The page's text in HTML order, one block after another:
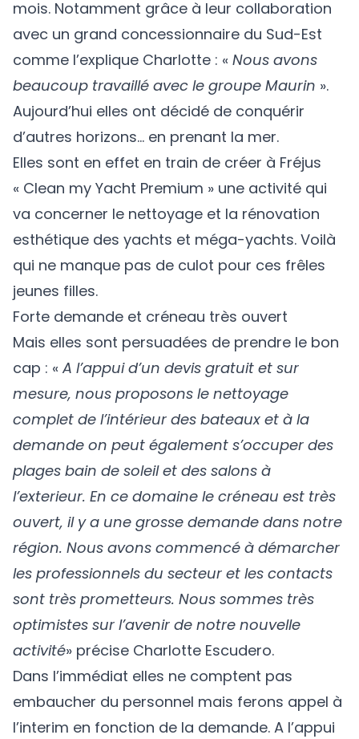
mois. Notamment grâce à leur collaboration
avec un grand concessionnaire du Sud-Est
comme l’explique Charlotte : « Nous avons
beaucoup travaillé avec le groupe Maurin ».
Aujourd’hui elles ont décidé de conquérir
d’autres horizons… en prenant la mer.
Elles sont en effet en train de créer à Fréjus
« Clean my Yacht Premium » une activité qui
va concerner le nettoyage et la rénovation
esthétique des yachts et méga-yachts. Voilà
qui ne manque pas de culot pour ces frêles
jeunes filles.
Forte demande et créneau très ouvert
Mais elles sont persuadées de prendre le bon
cap : « A l’appui d’un devis gratuit et sur
mesure, nous proposons le nettoyage
complet de l’intérieur des bateaux et à la
demande on peut également s’occuper des
plages bain de soleil et des salons à
l’exterieur. En ce domaine le créneau est très
ouvert, il y a une grosse demande dans notre
région. Nous avons commencé à démarcher
les professionnels du secteur et les contacts
sont très prometteurs. Nous sommes très
optimistes sur l’avenir de notre nouvelle
activité» précise Charlotte Escudero.
Dans l’immédiat elles ne comptent pas
embaucher du personnel mais ferons appel à
l’interim en fonction de la demande. A l’appui